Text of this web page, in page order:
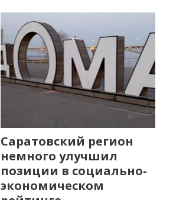
Саратовский регион
немного улучшил
позиции в социально-
экономическом